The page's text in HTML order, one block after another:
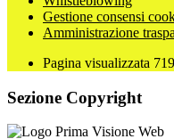
Gestione consensi
Amministrazione
Pagina visualizzata 719
Sezione Copyright